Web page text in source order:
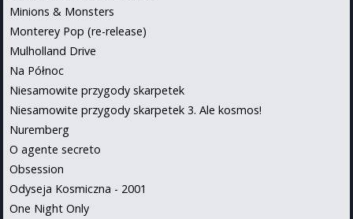
Minions & Monsters
Monterey Pop (re-release)
Mulholland Drive
Na Północ
Niesamowite przygody skarpetek
Niesamowite przygody skarpetek 3. Ale kosmos!
Nuremberg
O agente secreto
Obsession
Odyseja Kosmiczna - 2001
One Night Only